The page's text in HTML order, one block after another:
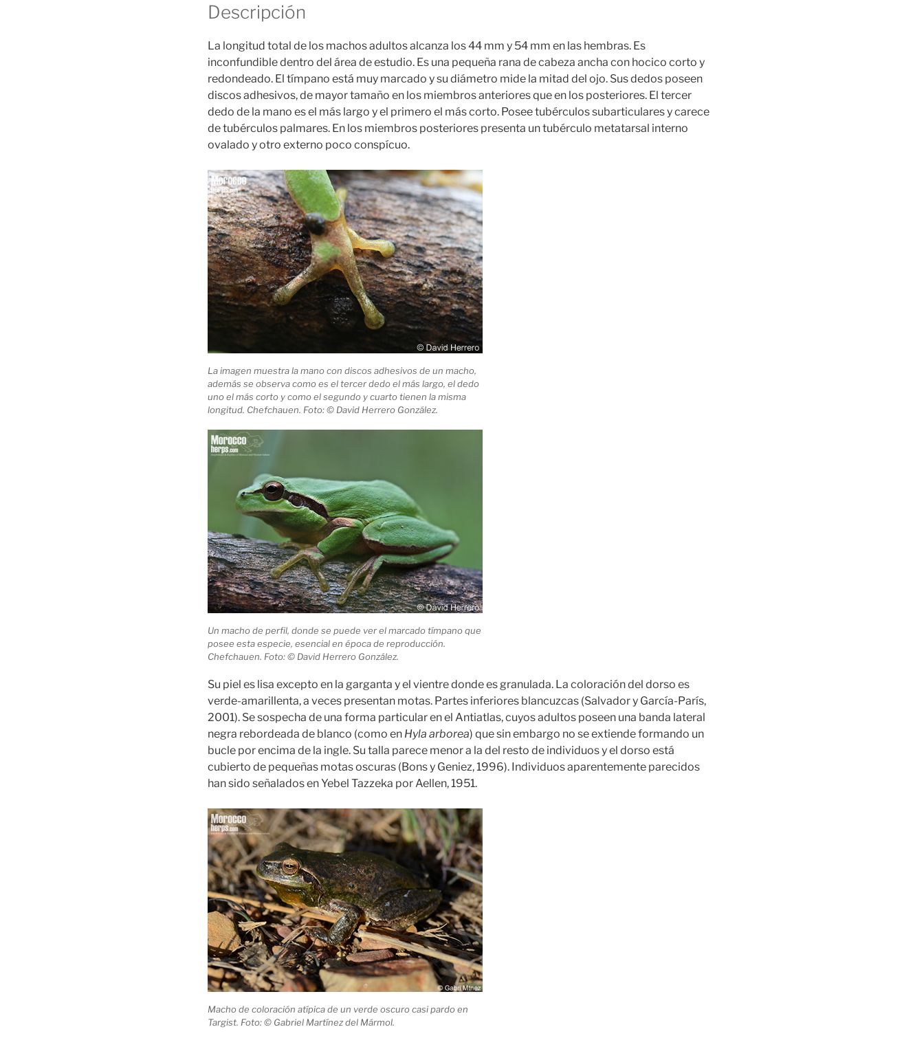
Descripción
La longitud total de los machos adultos alcanza los 44 mm y 54 mm en las hembras. Es
inconfundible dentro del área de estudio. Es una pequeña rana de cabeza ancha con hocico corto y
redondeado. El tímpano está muy marcado y su diámetro mide la mitad del ojo. Sus dedos poseen
discos adhesivos, de mayor tamaño en los miembros anteriores que en los posteriores. El tercer
dedo de la mano es el más largo y el primero el más corto. Posee tubérculos subarticulares y carece
de tubérculos palmares. En los miembros posteriores presenta un tubérculo metatarsal interno
ovalado y otro externo poco conspícuo.
La imagen muestra la mano con discos adhesivos de un macho,
además se observa como es el tercer dedo el más largo, el dedo
uno el más corto y como el segundo y cuarto tienen la misma
longitud. Chefchauen. Foto: © David Herrero González.
Un macho de perfil, donde se puede ver el marcado tímpano que
posee esta especie, esencial en época de reproducción.
Chefchauen. Foto: © David Herrero González.
Su piel es lisa excepto en la garganta y el vientre donde es granulada. La coloración del dorso es
verde-amarillenta, a veces presentan motas. Partes inferiores blancuzcas (Salvador y García-París,
2001). Se sospecha de una forma particular en el Antiatlas, cuyos adultos poseen una banda lateral
negra rebordeada de blanco (como en Hyla arborea) que sin embargo no se extiende formando un
bucle por encima de la ingle. Su talla parece menor a la del resto de individuos y el dorso está
cubierto de pequeñas motas oscuras (Bons y Geniez, 1996). Individuos aparentemente parecidos
han sido señalados en Yebel Tazzeka por Aellen, 1951.
Macho de coloración atípica de un verde oscuro casi pardo en
Targist. Foto: © Gabriel Martínez del Mármol.